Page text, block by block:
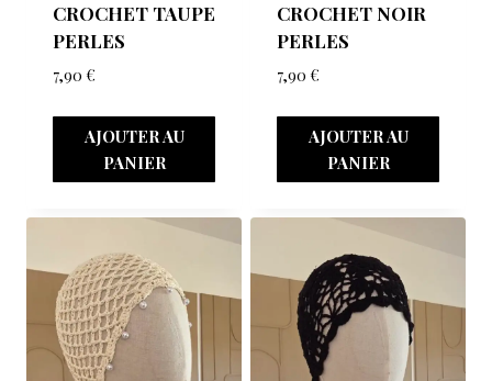
CROCHET TAUPE
PERLES
7,90 €
AJOUTER AU
PANIER
CROCHET NOIR
PERLES
7,90 €
AJOUTER AU
PANIER